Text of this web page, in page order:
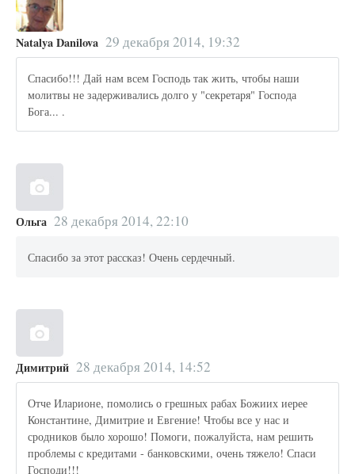
Natalya Danilova 29 декабря 2014, 19:32
Спасибо!!! Дай нам всем Господь так жить, чтобы наши
молитвы не задерживались долго у "секретаря" Господа
Бога... .
Ольга 28 декабря 2014, 22:10
Спасибо за этот рассказ! Очень сердечный.
Димитрий 28 декабря 2014, 14:52
Отче Иларионе, помолись о грешных рабах Божиих иерее
Константине, Димитрие и Евгение! Чтобы все у нас и
сродников было хорошо! Помоги, пожалуйста, нам решить
проблемы с кредитами - банковскими, очень тяжело! Спаси
Господи!!!